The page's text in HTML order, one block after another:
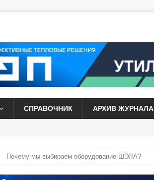
СПРАВОЧНИК АРХИВ ЖУРНАЛА
Почему мы выбираем оборудование ШЭЛА?